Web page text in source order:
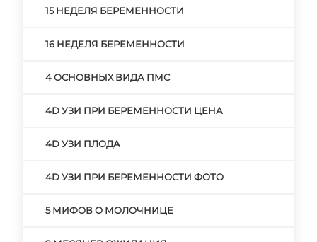
15 НЕДЕЛЯ БЕРЕМЕННОСТИ
16 НЕДЕЛЯ БЕРЕМЕННОСТИ
4 ОСНОВНЫХ ВИДА ПМС
4D УЗИ ПРИ БЕРЕМЕННОСТИ ЦЕНА
4D УЗИ ПЛОДА
4D УЗИ ПРИ БЕРЕМЕННОСТИ ФОТО
5 МИФОВ О МОЛОЧНИЦЕ